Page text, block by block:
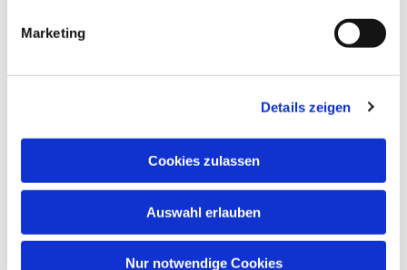
Marketing
Details zeigen
Cookies zulassen
Auswahl erlauben
Nur notwendige Cookies